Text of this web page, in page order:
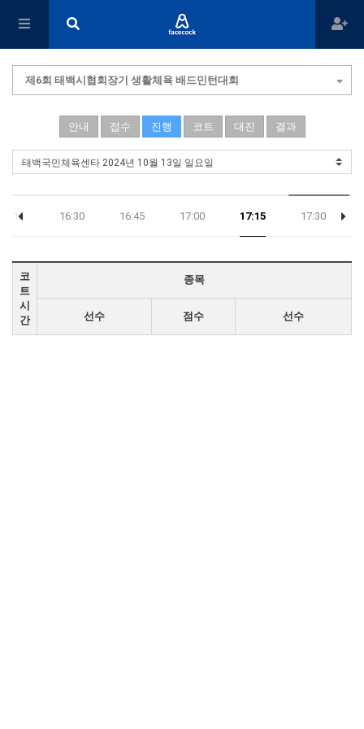
제6회 태백시협회장기 생활체육 배드민턴대회
안내 접수 진행 코트 대진 결과
16:15 16:30 16:45 17:00 17:15 17:30
코
트
시
간
종목
선수 점수 선수